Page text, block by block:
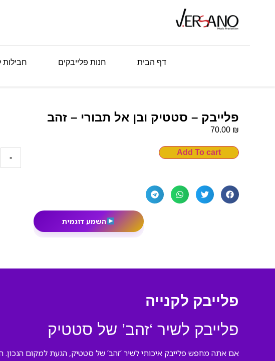
דף הבית חנות פלייבקים חבילות
פלייבק – סטטיק ובן אל תבורי – זהב
70.00 ₪
-
Add To cart
השמע דוגמית
פלייבק לקנייה
פלייבק לשיר ‘זהב’ של סטטיק
אם אתה מחפש פלייבק איכותי לשיר ‘זהב’ של סטטיק, הגעת למקום הנכון.